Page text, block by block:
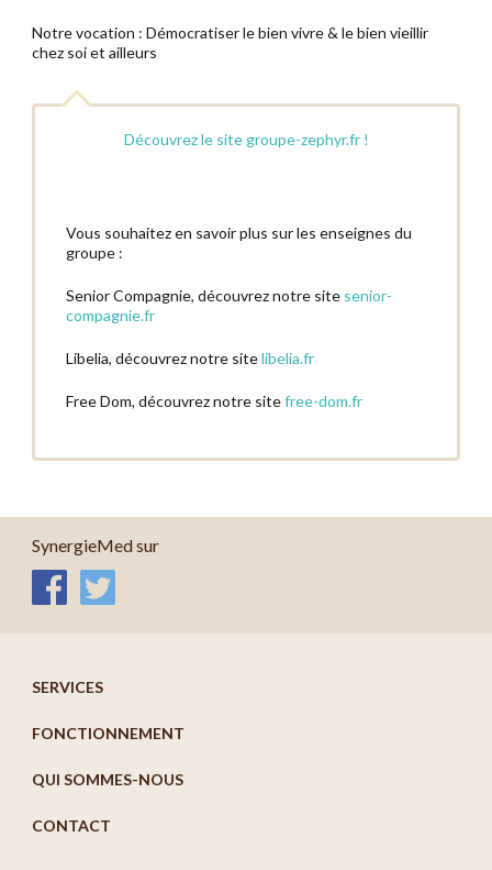
Notre vocation :Démocratiser le bien vivre & le bien vieillir
chez soi et ailleurs
Découvrez le site groupe-zephyr.fr !
Vous souhaitez en savoir plus sur les enseignes du
groupe :
Senior Compagnie, découvrez notre site senior-
compagnie.fr
Libelia, découvrez notre sitelibelia.fr
Free Dom, découvrez notre sitefree-dom.fr
SynergieMed sur
SERVICES
FONCTIONNEMENT
QUI SOMMES-NOUS
CONTACT